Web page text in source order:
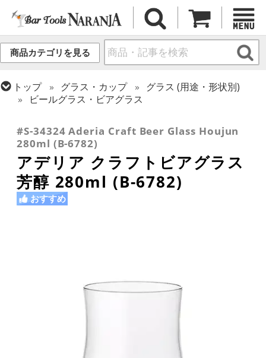
商品カテゴリを見る
トップ グラス・カップ
グラス (用途・形状別)
ビールグラス・ビアグラス
その他ブランド
#S-34324 Aderia Craft Beer Glass Houjun
280ml (B-6782)
アデリア クラフトビアグラス
芳醇 280ml (B-6782)
おすすめ